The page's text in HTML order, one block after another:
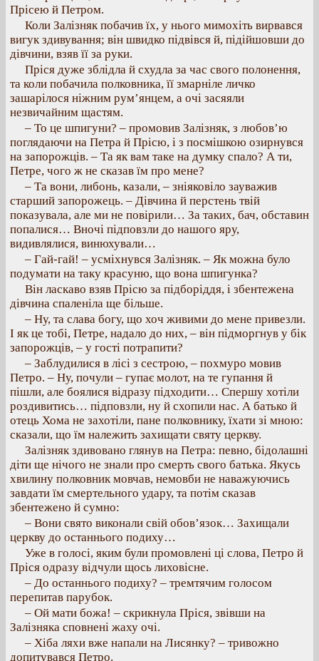
Прісею й Петром.
Коли Залізняк побачив їх, у нього мимохіть вирвався
вигук здивування; він швидко підвівся й, підійшовши до
дівчини, взяв її за руки.
Пріся дуже зблідла й схудла за час свого полонення,
та коли побачила полковника, її змарніле личко
зашарілося ніжним рум’янцем, а очі засяяли
незвичайним щастям.
– То це шпигуни? – промовив Залізняк, з любов’ю
поглядаючи на Петра й Прісю, і з посмішкою озирнувся
на запорожців. – Та як вам таке на думку спало? А ти,
Петре, чого ж не сказав їм про мене?
– Та вони, либонь, казали, – зніяковіло зауважив
старший запорожець. – Дівчина й перстень твій
показувала, але ми не повірили… За таких, бач, обставин
попалися… Вночі підповзли до нашого яру,
видивлялися, винюхували…
– Гай-гай! – усміхнувся Залізняк. – Як можна було
подумати на таку красуню, що вона шпигунка?
Він ласкаво взяв Прісю за підборіддя, і збентежена
дівчина спаленіла ще більше.
– Ну, та слава богу, що хоч живими до мене привезли.
І як це тобі, Петре, надало до них, – він підморгнув у бік
запорожців, – у гості потрапити?
– Заблудилися в лісі з сестрою, – похмуро мовив
Петро. – Ну, почули – гупає молот, на те гупання й
пішли, але боялися відразу підходити… Спершу хотіли
роздивитись… підповзли, ну й схопили нас. А батько й
отець Хома не захотіли, пане полковнику, їхати зі мною:
сказали, що їм належить захищати святу церкву.
Залізняк здивовано глянув на Петра: певно, бідолашні
діти ще нічого не знали про смерть свого батька. Якусь
хвилину полковник мовчав, немовби не наважуючись
завдати їм смертельного удару, та потім сказав
збентежено й сумно:
– Вони свято виконали свій обов’язок… Захищали
церкву до останнього подиху…
Уже в голосі, яким були промовлені ці слова, Петро й
Пріся одразу відчули щось лиховісне.
– До останнього подиху? – тремтячим голосом
перепитав парубок.
– Ой мати божа! – скрикнула Пріся, звівши на
Залізняка сповнені жаху очі.
– Хіба ляхи вже напали на Лисянку? – тривожно
допитувався Петро.